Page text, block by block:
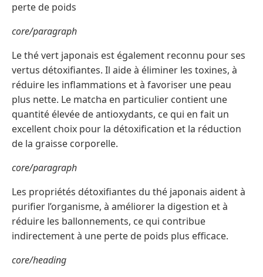
perte de poids
core/paragraph
Le thé vert japonais est également reconnu pour ses
vertus détoxifiantes. Il aide à éliminer les toxines, à
réduire les inflammations et à favoriser une peau
plus nette. Le matcha en particulier contient une
quantité élevée de antioxydants, ce qui en fait un
excellent choix pour la détoxification et la réduction
de la graisse corporelle.
core/paragraph
Les propriétés détoxifiantes du thé japonais aident à
purifier l’organisme, à améliorer la digestion et à
réduire les ballonnements, ce qui contribue
indirectement à une perte de poids plus efficace.
core/heading